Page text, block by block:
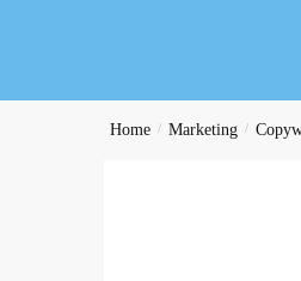
Home / Marketing /